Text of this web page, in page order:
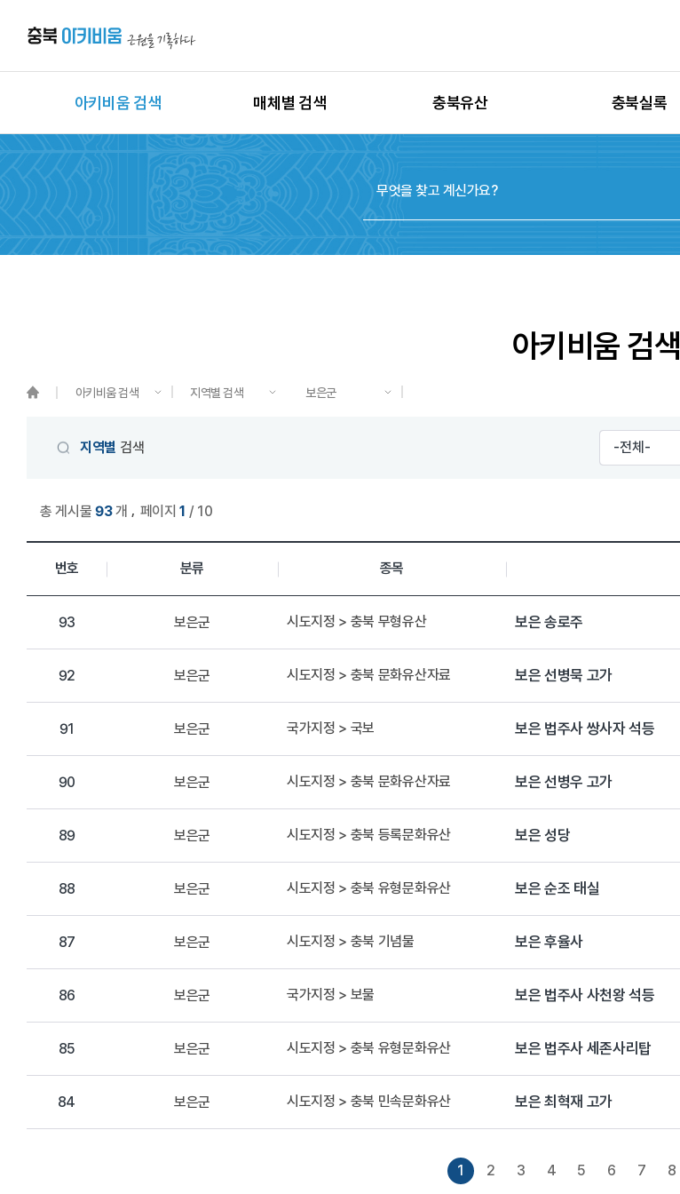
아키비움 검색
상세검색
지역별 검색
시대별 검색
매체별 검색
이미지
동영상
음원
충북유산
유산별 보수정비
충북실록
아키비움 검색
아키비움 검색 지역별 검색 보은군
지역별 검색
총 게시물93개 페이지1 / 10
상세정보 관리 목록
번호 분류 종목
93 보은군 시도지정 > 충북 무형유산 보은 송로주
92 보은군 시도지정 > 충북 문화유산자료 보은 선병묵 고가
91 보은군 국가지정 > 국보 보은 법주사 쌍사자 석등
90 보은군 시도지정 > 충북 문화유산자료 보은 선병우 고가
89 보은군 시도지정 > 충북 등록문화유산 보은 성당
88 보은군 시도지정 > 충북 유형문화유산 보은 순조 태실
87 보은군 시도지정 > 충북 기념물 보은 후율사
86 보은군 국가지정 > 보물 보은 법주사 사천왕 석등
85 보은군 시도지정 > 충북 유형문화유산 보은 법주사 세존사리탑
84 보은군 시도지정 > 충북 민속문화유산 보은 최혁재 고가
1 2 3 4 5 6 7 8